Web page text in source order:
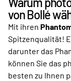
von Bollé
Mit ihren
Spitzenqualität!
darunter das
können Sie das
besten zu Ihnen